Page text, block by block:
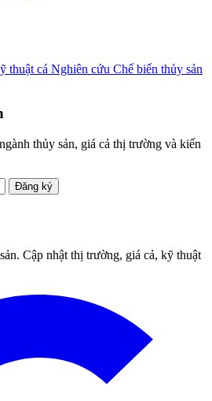
thuật cá Nghiên cứu Chế biến thủy sản
thủy sản, giá cả thị trường và kiến
Đăng ký
Cập nhật thị trường, giá cả, kỹ thuật